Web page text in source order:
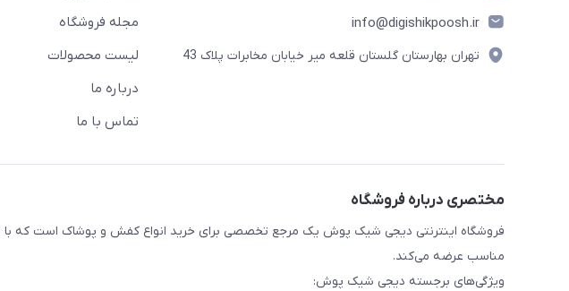
info@digishikpoosh.ir
تهران بهارستان گلستان قلعه میر خیابان مخابرات پلاک 43
مجله فروشگاه
لیست محصولات
درباره ما
تماس با ما
مختصری درباره فروشگاه
فروشگاه اینترنتی دیجی شیک پوش یک مرجع تخصصی برای خرید انواع کفش و پوشاک است که با
مناسب عرضه می‌کند.
ویژگی‌های برجسته دیجی شیک پوش: